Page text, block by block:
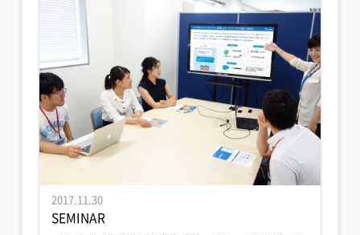
2017.11.30
SEMINAR